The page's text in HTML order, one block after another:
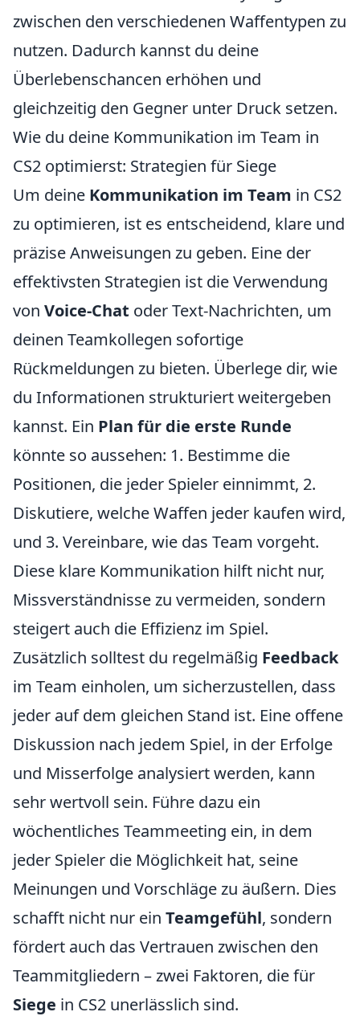
zwischen den verschiedenen Waffentypen zu
nutzen. Dadurch kannst du deine
Überlebenschancen erhöhen und
gleichzeitig den Gegner unter Druck setzen.
Wie du deine Kommunikation im Team in
CS2 optimierst: Strategien für Siege
Um deine Kommunikation im Team in CS2
zu optimieren, ist es entscheidend, klare und
präzise Anweisungen zu geben. Eine der
effektivsten Strategien ist die Verwendung
von Voice-Chat oder Text-Nachrichten, um
deinen Teamkollegen sofortige
Rückmeldungen zu bieten. Überlege dir, wie
du Informationen strukturiert weitergeben
kannst. Ein Plan für die erste Runde
könnte so aussehen: 1. Bestimme die
Positionen, die jeder Spieler einnimmt, 2.
Diskutiere, welche Waffen jeder kaufen wird,
und 3. Vereinbare, wie das Team vorgeht.
Diese klare Kommunikation hilft nicht nur,
Missverständnisse zu vermeiden, sondern
steigert auch die Effizienz im Spiel.
Zusätzlich solltest du regelmäßig Feedback
im Team einholen, um sicherzustellen, dass
jeder auf dem gleichen Stand ist. Eine offene
Diskussion nach jedem Spiel, in der Erfolge
und Misserfolge analysiert werden, kann
sehr wertvoll sein. Führe dazu ein
wöchentliches Teammeeting ein, in dem
jeder Spieler die Möglichkeit hat, seine
Meinungen und Vorschläge zu äußern. Dies
schafft nicht nur ein Teamgefühl, sondern
fördert auch das Vertrauen zwischen den
Teammitgliedern – zwei Faktoren, die für
Siege in CS2 unerlässlich sind.